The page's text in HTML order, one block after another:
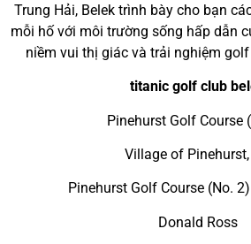
Trung Hải, Belek trình bày cho bạn
mỗi hố với môi trường sống hấp dẫn
niềm vui thị giác và trải nghiệm
titanic golf club
Pinehurst Golf Course
Village of Pinehurst,
Pinehurst Golf Course (No.
Donald Ross